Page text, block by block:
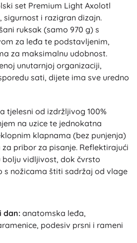
set Premium Light Axolotl
i razigran dizajn.
ruksak (samo 970 g) s
za leđa te podstavljenim,
za maksimalnu udobnost.
unutarnjoj organizaciji,
sati, dijete ima sve uredno
tjelesni od izdržljivog 100%
na uzice te jednokatna
klapnama (bez punjenja)
pribor za pisanje. Reflektirajući
vidljivost, dok čvrsto
s nožicama štiti sadržaj od vlage
dan: anatomska leđa,
podesiv prsni i rameni